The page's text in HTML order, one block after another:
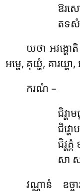
ឱរ
តទ
យថា អវង្ហោ
អម្ហេ, គុយ្ហំ, គារយ្ហា,
ករណំ –
ជិវ្ហ
ជិវ្ហោ
ជិវ្ហគ្
សា
វណ្ណានំ ឧ